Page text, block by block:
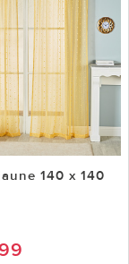
140 x 140